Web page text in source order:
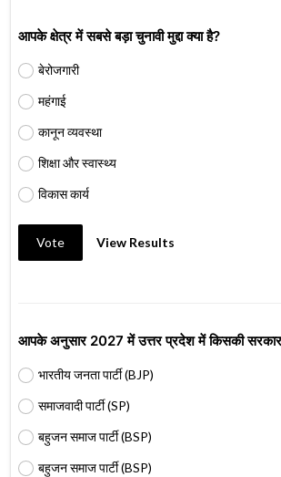
आपके क्षेत्र में सबसे बड़ा चुनावी मुद्दा क्या है?
बेरोजगारी
महंगाई
कानून व्यवस्था
शिक्षा और स्वास्थ्य
विकास कार्य
Vote View Results
आपके अनुसार 2027 में उत्तर प्रदेश में किसकी
भारतीय जनता पार्टी (BJP)
समाजवादी पार्टी (SP)
बहुजन समाज पार्टी (BSP)
बहुजन समाज पार्टी (BSP)